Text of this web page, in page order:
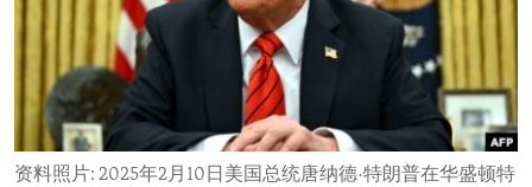
MIDDLE EAST
DEMOCRACY AND GOVERNANCE
ECONOMY AND TRADE
ENVIRONMENT AND HEALTH
IDEALS AND INSTITUTIONS
资料照片: 2025年2月10日美国总统唐纳德·特朗普在华盛顿特